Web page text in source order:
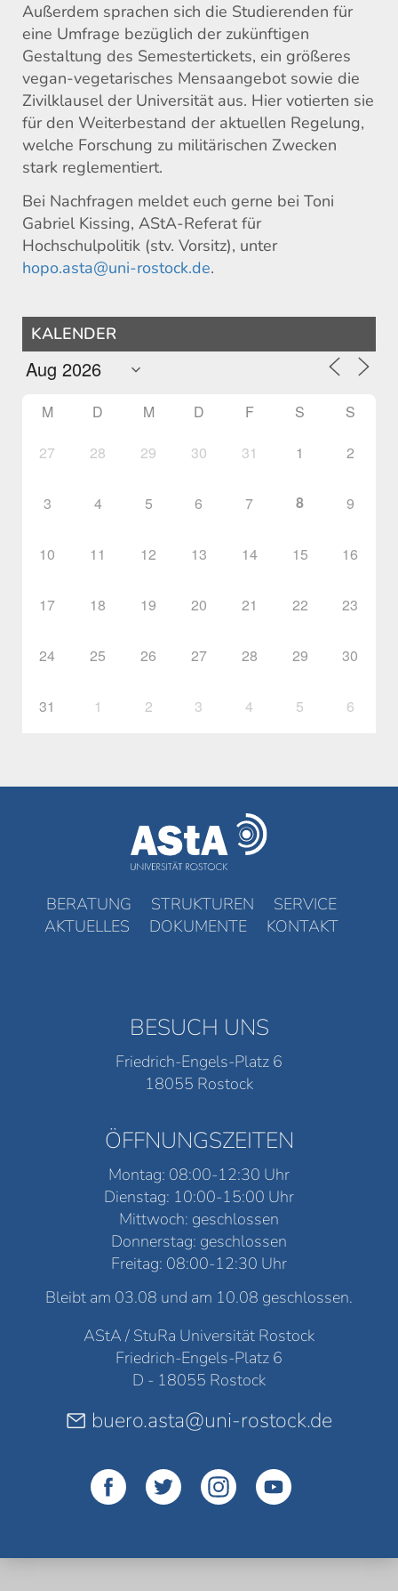
Außerdem sprachen sich die Studierenden für
eine Umfrage bezüglich der zukünftigen
Gestaltung des Semestertickets, ein größeres
vegan-vegetarisches Mensaangebot sowie die
Zivilklausel der Universität aus. Hier votierten sie
für den Weiterbestand der aktuellen Regelung,
welche Forschung zu militärischen Zwecken
stark reglementiert.
Bei Nachfragen meldet euch gerne bei Toni
Gabriel Kissing, AStA-Referat für
Hochschulpolitik (stv. Vorsitz), unter
hopo.asta@uni-rostock.de.
KALENDER
M D M D F S S
27 28 29 30 31 1 2
3 4 5 6 7 8 9
10 11 12 13 14 15 16
17 18 19 20 21 22 23
24 25 26 27 28 29 30
31 1 2 3 4 5 6
BERATUNG STRUKTUREN
SERVICE
AKTUELLES
DOKUMENTE KONTAKT
BESUCH UNS
Friedrich-Engels-Platz 6
18055 Rostock
ÖFFNUNGSZEITEN
Montag: 08:00-12:30 Uhr
Dienstag: 10:00-15:00 Uhr
Mittwoch: geschlossen
Donnerstag: geschlossen
Freitag: 08:00-12:30 Uhr
Bleibt am 03.08 und am 10.08 geschlossen.
AStA / StuRa Universität Rostock
Friedrich-Engels-Platz 6
D - 18055 Rostock
buero.asta@uni-rostock.de